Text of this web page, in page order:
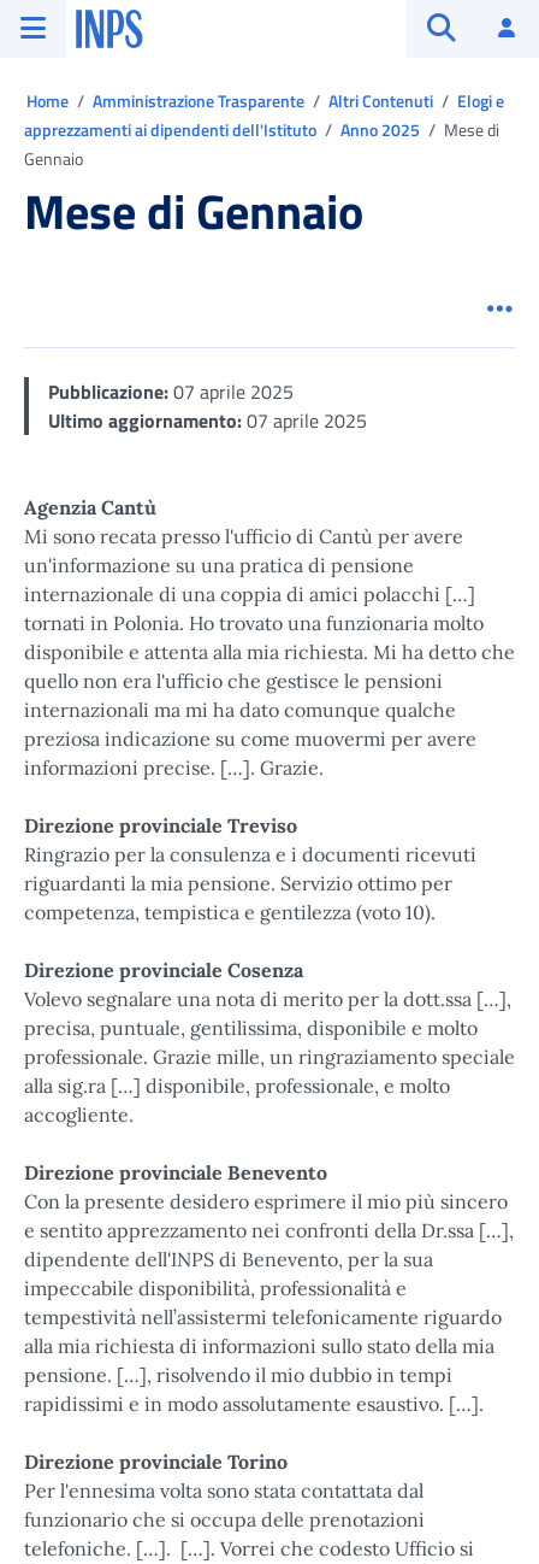
Vai al menu principale
Vai al contenuto principale
Vai al pie' di pagina
INPS ()
Home Amministrazione Trasparente Altri Contenuti
Elogi e
apprezzamenti ai dipendenti dell'Istituto
Anno 2025
Mese di
Gennaio
Mese di Gennaio
Pubblicazione:07 aprile 2025
Ultimo aggiornamento:07 aprile 2025
Agenzia Cantù
Mi sono recata presso l'ufficio di Cantù per avere
un'informazione su una pratica di pensione
internazionale di una coppia di amici polacchi […]
tornati in Polonia. Ho trovato una funzionaria molto
disponibile e attenta alla mia richiesta. Mi ha detto che
quello non era l'ufficio che gestisce le pensioni
internazionali ma mi ha dato comunque qualche
preziosa indicazione su come muovermi per avere
informazioni precise. […]. Grazie.
Direzione provinciale Treviso
Ringrazio per la consulenza e i documenti ricevuti
riguardanti la mia pensione. Servizio ottimo per
competenza, tempistica e gentilezza (voto 10).
Direzione provinciale Cosenza
Volevo segnalare una nota di merito per la dott.ssa […],
precisa, puntuale, gentilissima, disponibile e molto
professionale. Grazie mille, un ringraziamento speciale
alla sig.ra […] disponibile, professionale, e molto
accogliente.
Direzione provinciale Benevento
Con la presente desidero esprimere il mio più sincero
e sentito apprezzamento nei confronti della Dr.ssa […],
dipendente dell'INPS di Benevento, per la sua
impeccabile disponibilità, professionalità e
tempestività nell’assistermi telefonicamente riguardo
alla mia richiesta di informazioni sullo stato della mia
pensione. […], risolvendo il mio dubbio in tempi
rapidissimi e in modo assolutamente esaustivo. […].
Direzione provinciale Torino
Per l'ennesima volta sono stata contattata dal
funzionario che si occupa delle prenotazioni
telefoniche. […]. […]. Vorrei che codesto Ufficio si